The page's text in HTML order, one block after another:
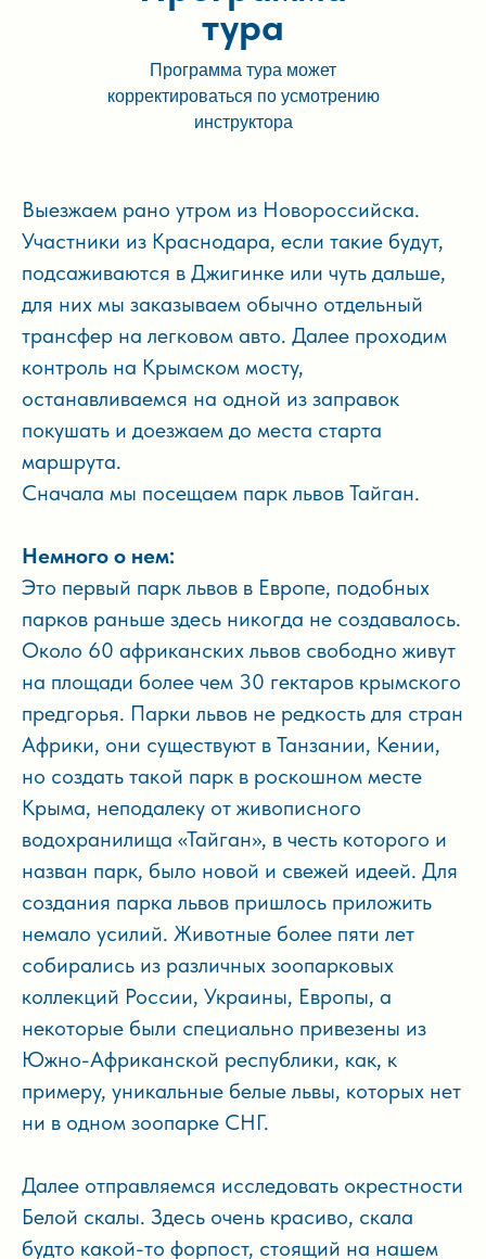
тура
Программа тура может
корректироваться по усмотрению
инструктора
Выезжаем рано утром из Новороссийска.
Участники из Краснодара, если такие будут,
подсаживаются в Джигинке или чуть дальше,
для них мы заказываем обычно отдельный
трансфер на легковом авто. Далее проходим
контроль на Крымском мосту,
останавливаемся на одной из заправок
покушать и доезжаем до места старта
маршрута.
Сначала мы посещаем парк львов Тайган.
Немного о нем:
Это первый парк львов в Европе, подобных
парков раньше здесь никогда не создавалось.
Около 60 африканских львов свободно живут
на площади более чем 30 гектаров крымского
предгорья. Парки львов не редкость для стран
Африки, они существуют в Танзании, Кении,
но создать такой парк в роскошном месте
Крыма, неподалеку от живописного
водохранилища «Тайган», в честь которого и
назван парк, было новой и свежей идеей. Для
создания парка львов пришлось приложить
немало усилий. Животные более пяти лет
собирались из различных зоопарковых
коллекций России, Украины, Европы, а
некоторые были специально привезены из
Южно-Африканской республики, как, к
примеру, уникальные белые львы, которых нет
ни в одном зоопарке СНГ.
Далее отправляемся исследовать окрестности
Белой скалы. Здесь очень красиво, скала
будто какой-то форпост, стоящий на нашем